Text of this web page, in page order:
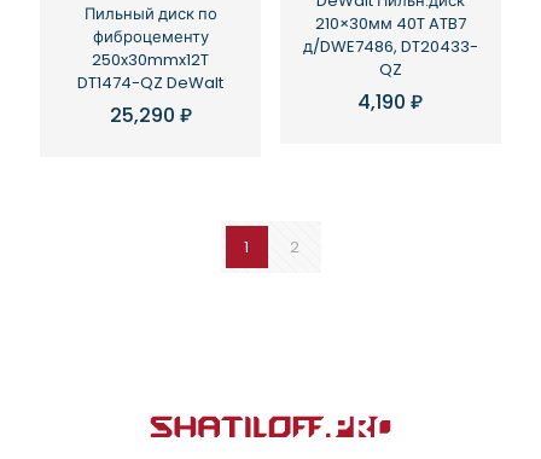
Пильный диск по
фиброцементу
250x30mmx12T
DT1474-QZ DeWalt
25,290 ₽
210×30мм 40T ATB7
д/DWE7486, DT20433-
QZ
4,190₽
1 2